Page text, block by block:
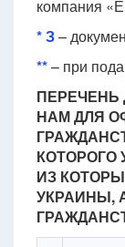
компания
* З–
**– при
НАМ ДЛЯ
ИЗ
УКРАИНЫ,